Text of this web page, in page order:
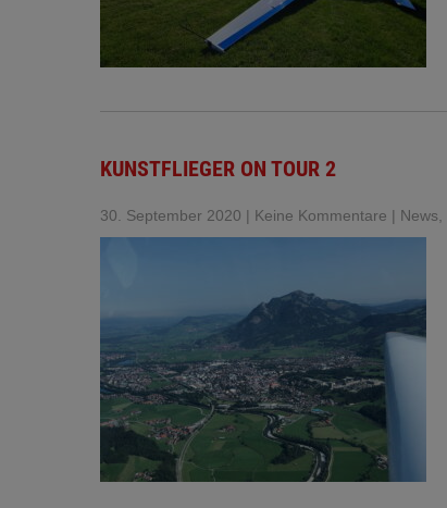
KUNSTFLIEGER ON TOUR 2
30. September 2020 | Keine Kommentare | News